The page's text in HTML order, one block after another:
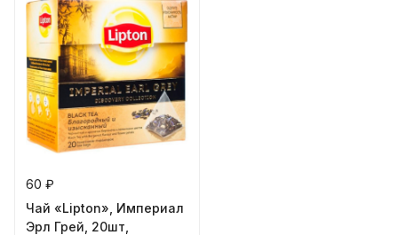
60 ₽
Чай «Lipton», Империал
Эрл Грей, 20шт,